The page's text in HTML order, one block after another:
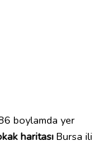
boylamda yer
haritası Bursa ili